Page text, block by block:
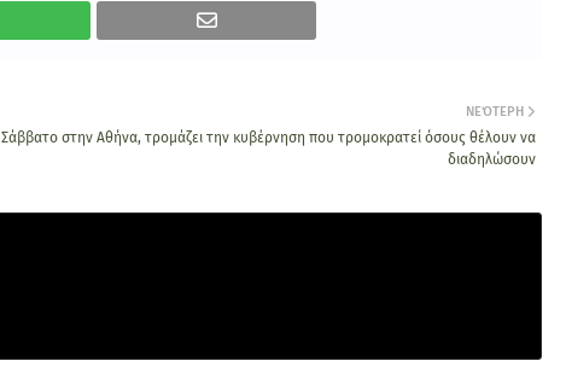
ΝΕΌΤΕΡΗ
στην Αθήνα, τρομάζει την κυβέρνηση που τρομοκρατεί όσους θέλουν να
διαδηλώσουν